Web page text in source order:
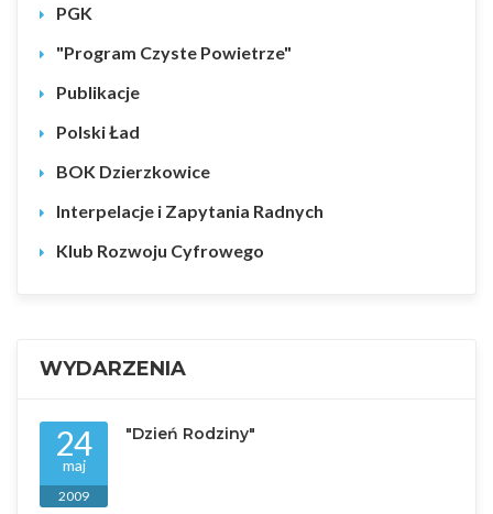
PGK
"Program Czyste Powietrze"
Publikacje
Polski Ład
BOK Dzierzkowice
Interpelacje i Zapytania Radnych
Klub Rozwoju Cyfrowego
WYDARZENIA
24
maj
2009
"Dzień Rodziny"